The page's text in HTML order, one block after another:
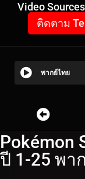
Video Sources
ติดตาม
พากย์ไทย
Pokémon
ปี 1-25 พา